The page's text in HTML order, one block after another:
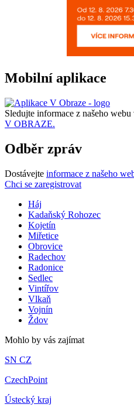
Mobilní aplikace
Sledujte informace z našeho webu
V OBRAZE.
Odběr zpráv
Dostávejte informace z našeho
Chci se zaregistrovat
Háj
Kadaňský Rohozec
Kojetín
Miřetice
Obrovice
Radechov
Radonice
Sedlec
Vintířov
Vlkaň
Vojnín
Ždov
Mohlo by vás zajímat
SN CZ
CzechPoint
Ústecký kraj